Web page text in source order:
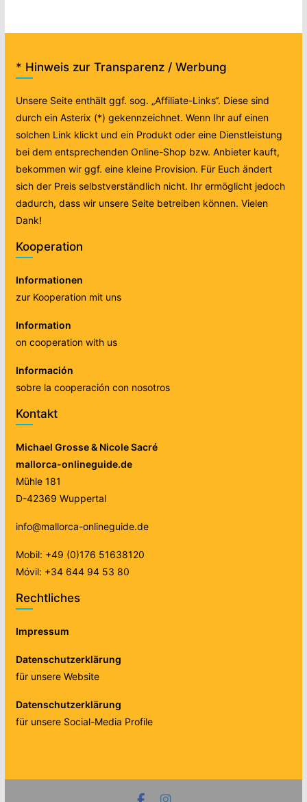
* Hinweis zur Transparenz / Werbung
Unsere Seite enthält ggf. sog. „Affiliate-Links“. Diese sind
durch ein Asterix (*) gekennzeichnet. Wenn Ihr auf einen
solchen Link klickt und ein Produkt oder eine Dienstleistung
bei dem entsprechenden Online-Shop bzw. Anbieter kauft,
bekommen wir ggf. eine kleine Provision. Für Euch ändert
sich der Preis selbstverständlich nicht. Ihr ermöglicht jedoch
dadurch, dass wir unsere Seite betreiben können. Vielen
Dank!
Kooperation
Informationen
zur Kooperation mit uns
Information
on cooperation with us
Información
sobre la cooperación con nosotros
Kontakt
Michael Grosse & Nicole Sacré
mallorca-onlineguide.de
Mühle 181
D-42369 Wuppertal
info@mallorca-onlineguide.de
Mobil: +49 (0)176 51638120
Móvil: +34 644 94 53 80
Rechtliches
Impressum
Datenschutzerklärung
für unsere Website
Datenschutzerklärung
für unsere Social-Media Profile